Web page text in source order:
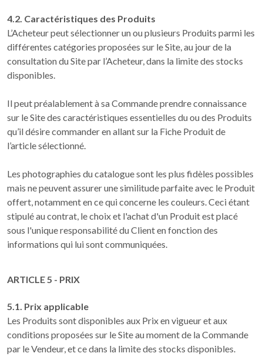
4.2. Caractéristiques des Produits
L’Acheteur peut sélectionner un ou plusieurs Produits parmi les
différentes catégories proposées sur le Site, au jour de la
consultation du Site par l’Acheteur, dans la limite des stocks
disponibles.
Il peut préalablement à sa Commande prendre connaissance
sur le Site des caractéristiques essentielles du ou des Produits
qu’il désire commander en allant sur la Fiche Produit de
l’article sélectionné.
Les photographies du catalogue sont les plus fidèles possibles
mais ne peuvent assurer une similitude parfaite avec le Produit
offert, notamment en ce qui concerne les couleurs. Ceci étant
stipulé au contrat, le choix et l'achat d'un Produit est placé
sous l'unique responsabilité du Client en fonction des
informations qui lui sont communiquées.
ARTICLE 5 - PRIX
5.1. Prix applicable
Les Produits sont disponibles aux Prix en vigueur et aux
conditions proposées sur le Site au moment de la Commande
par le Vendeur, et ce dans la limite des stocks disponibles.